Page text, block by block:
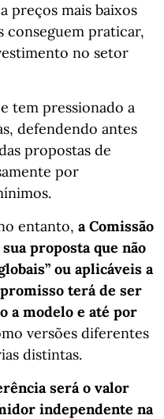
preços mais baixos
conseguem praticar,
no setor
tem pressionado a
defendendo antes
propostas de
por
entanto, a Comissão
proposta que não
ou aplicáveis a
terá de ser
a modelo e até por
versões diferentes
distintas.
será o valor
independente na